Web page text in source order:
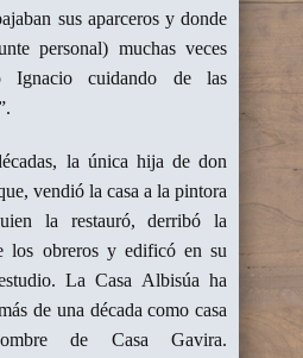
sus aparceros y donde
personal) muchas veces
Ignacio cuidando de las
la única hija de don
vendió la casa a la pintora
la restauró, derribó la
los obreros y edificó en su
La Casa Albisúa ha
de una década como casa
de Casa Gavira.